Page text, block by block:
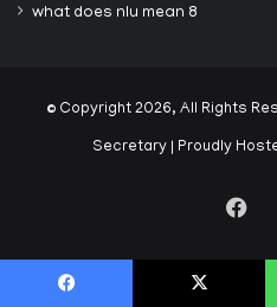
what does nlu mean 8
© Copyright 2026, All Rights
Secretary | Proudly